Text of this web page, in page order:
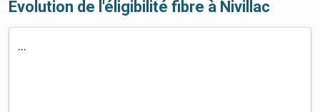
Evolution de l'éligibilité fibre à Nivillac
...